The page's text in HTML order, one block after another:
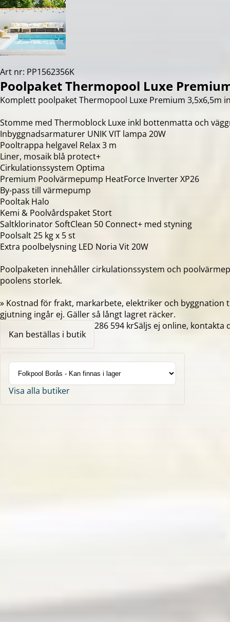
Art nr: PP1562356K
Poolpaket Thermopool Luxe
Komplett poolpaket Thermopool Luxe Premium 3,5x6,5m
Stomme med Thermoblock Luxe inkl bottenmatta och
Inbyggnadsarmaturer UNIK VIT lampa 20W
Pooltrappa helgavel Relax 3 m
Liner, mosaik blå protect+
Cirkulationssystem Optima
Premium Poolvärmepump HeatForce Inverter XP26
By-pass till värmepump
Pooltak Halo
Kemi & Poolvårdspaket Stort
Saltklorinator SoftClean 50 Connect+ med styning
Poolsalt 25 kg x 5 st
Extra poolbelysning LED Noria Vit 20W
Poolpaketen innehåller cirkulationssystem och
poolens storlek.
» Kostnad för frakt, markarbete, elektriker och byggnation
gjutning ingår ej. Gäller så långt lagret räcker.
Kan beställas i butik
286 594 krSäljs ej online, kontakta
Visa alla butiker